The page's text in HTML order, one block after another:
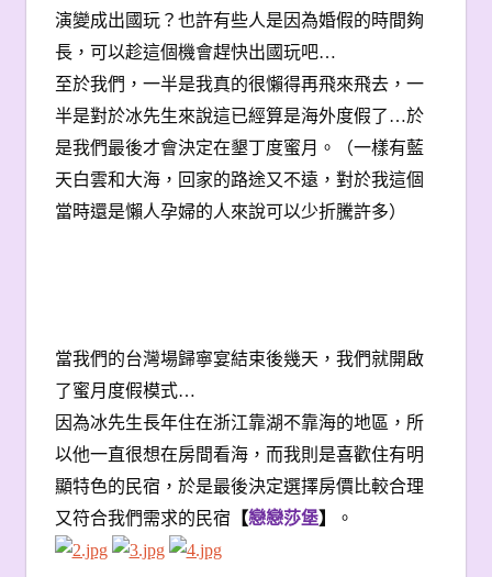
演變成出國玩？也許有些人是因為婚假的時間夠
長，可以趁這個機會趕快出國玩吧…
至於我們，一半是我真的很懶得再飛來飛去，一
半是對於冰先生來說這已經算是海外度假了…於
是我們最後才會決定在墾丁度蜜月。（一樣有藍
天白雲和大海，回家的路途又不遠，對於我這個
當時還是懶人孕婦的人來說可以少折騰許多）
當我們的台灣場歸寧宴結束後幾天，我們就開啟
了蜜月度假模式…
因為冰先生長年住在浙江靠湖不靠海的地區，所
以他一直很想在房間看海，而我則是喜歡住有明
顯特色的民宿，於是最後決定選擇房價比較合理
又符合我們需求的民宿 【戀戀莎堡】 。